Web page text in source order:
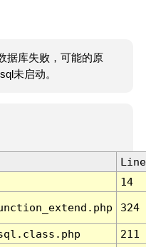
据库失败，可能的原
未启动。
Line
14
324
211